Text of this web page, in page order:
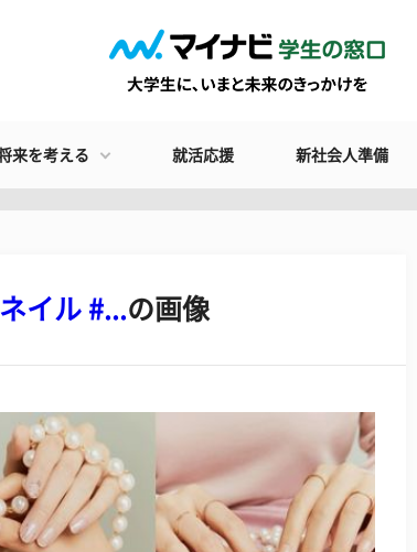
来を考える 就活応援 新社会人準備
イル #...の画像